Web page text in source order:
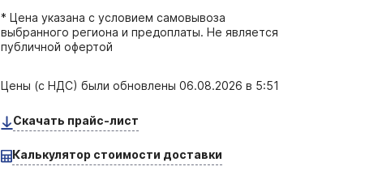
* Цена указана с условием самовывоза
выбранного региона и предоплаты. Не является
публичной офертой
Цены (с НДС) были обновлены06.08.2026 в 5:51
Скачать прайс-лист
Калькулятор стоимости доставки